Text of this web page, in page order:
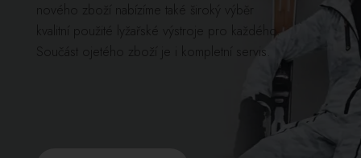
nového zboží nabízíme také široký výběr
kvalitní použité lyžařské výstroje pro každého.
Součást ojetého zboží je i kompletní servis.